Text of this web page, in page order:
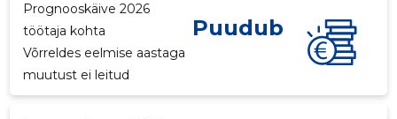
Prognooskäive 2026
töötaja kohta
Puudub
Võrreldes eelmise aastaga
muutust ei leitud